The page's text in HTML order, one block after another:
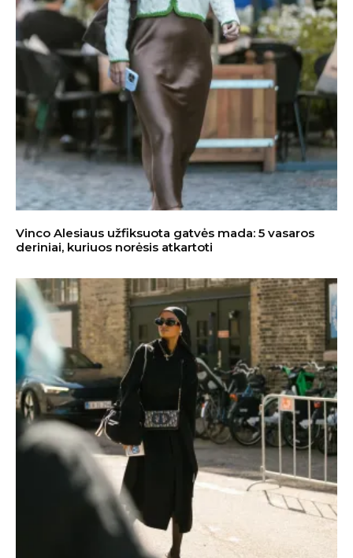
Vinco Alesiaus užfiksuota gatvės mada: 5 vasaros
deriniai, kuriuos norėsis atkartoti